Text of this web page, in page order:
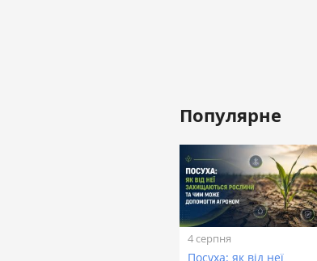
Популярне
4 серпня
Посуха: як від неї